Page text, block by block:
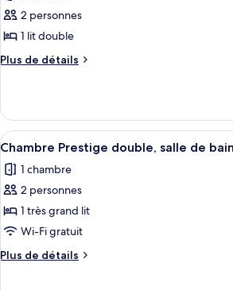
bain
attenante
(Stable
Block)
attenante
Block)
photos
pour
ce
chambre :
Chambre
double,
salle
de
bain
attenante
(Small)
2 personnes
1 lit double
Plus de détails
Plus
Chambre
double,
salle
bain
attenante
Afficher
toutes
les
photos
pour
ce
type
de
Chambre
14
Chambre Prestige double, salle de
1 chambre
2 personnes
1 très grand lit
Wi-Fi gratuit
Plus de détails
Plus